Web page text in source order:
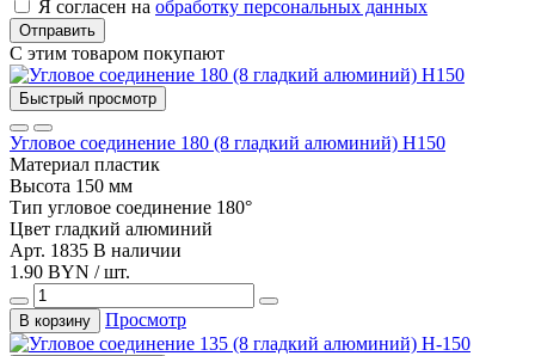
Я согласен на обработку персональных данных
Отправить
С этим товаром покупают
Быстрый просмотр
Угловое соединение 180 (8 гладкий алюминий) Н150
Материал пластик
Высота 150 мм
Тип угловое соединение 180°
Цвет гладкий алюминий
Арт. 1835 В наличии
1.90 BYN / шт.
В корзину Просмотр